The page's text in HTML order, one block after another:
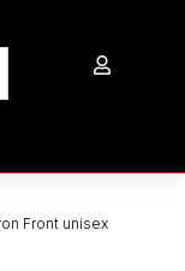

Front unisex